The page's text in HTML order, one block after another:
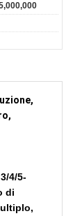
4/5-
di